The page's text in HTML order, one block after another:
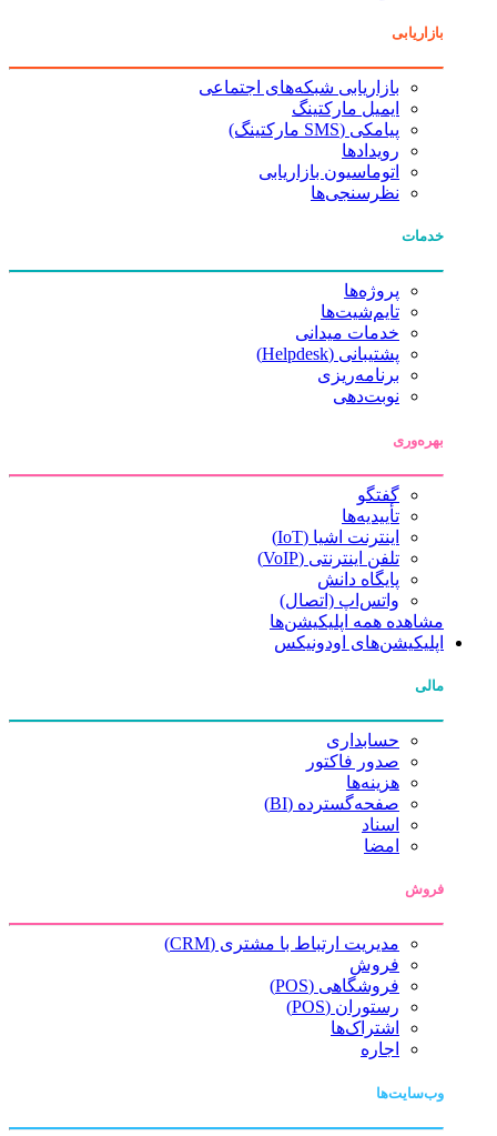
بازاریابی
بازاریابی شبکه‌های اجتماعی
ایمیل مارکتینگ
پیامکی (SMS مارکتینگ)
رویدادها
اتوماسیون بازاریابی
نظرسنجی‌ها
خدمات
پروژه‌ها
تایم‌شیت‌ها
خدمات میدانی
پشتیبانی (Helpdesk)
برنامه‌ریزی
نوبت‌دهی
بهره‌وری
گفتگو
تأییدیه‌ها
اینترنت اشیا (IoT)
تلفن اینترنتی (VoIP)
پایگاه دانش
واتس‌اپ (اتصال)
مشاهده همه اپلیکیشن‌ها
اپلیکیشن‌های اودونیکس
مالی
حسابداری
صدور فاکتور
هزینه‌ها
صفحه‌گسترده (BI)
اسناد
امضا
فروش
مدیریت ارتباط با مشتری (CRM)
فروش
فروشگاهی (POS)
رستوران (POS)
اشتراک‌ها
اجاره
وب‌سایت‌ها